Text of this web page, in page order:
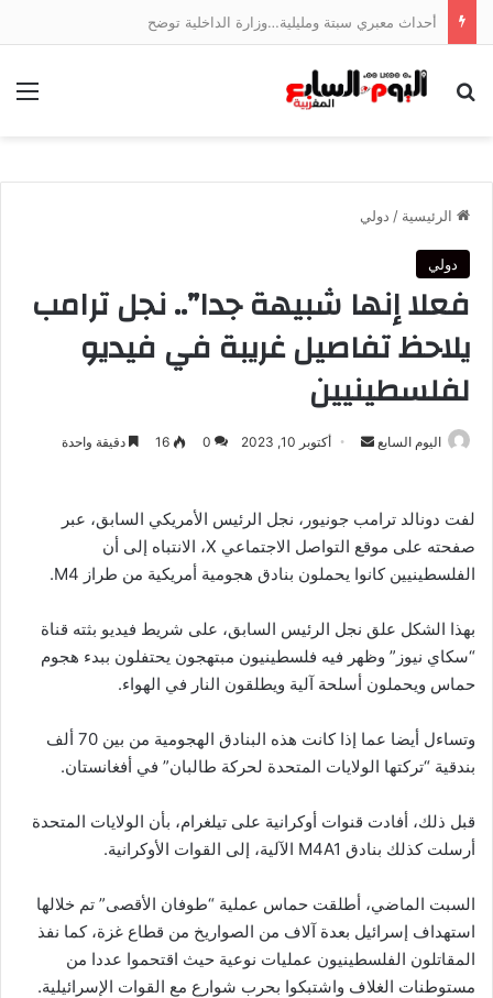
أحداث معبري سبتة ومليلية…وزارة الداخلية توضح
بحث عن
الرئيسية / دولي
دولي
فعلا إنها شبيهة جدا”.. نجل ترامب
يلاحظ تفاصيل غريبة في فيديو
لفلسطينيين
اليوم السابع
أرسل أكتوبر 10, 2023 0
16 دقيقة واحدة
لفت دونالد ترامب جونيور، نجل الرئيس الأمريكي السابق، عبر
صفحته على موقع التواصل الاجتماعي X، الانتباه إلى أن
الفلسطينيين كانوا يحملون بنادق هجومية أمريكية من طراز M4.
بهذا الشكل علق نجل الرئيس السابق، على شريط فيديو بثته قناة
“سكاي نيوز” وظهر فيه فلسطينيون مبتهجون يحتفلون ببدء هجوم
حماس ويحملون أسلحة آلية ويطلقون النار في الهواء.
وتساءل أيضا عما إذا كانت هذه البنادق الهجومية من بين 70 ألف
بندقية “تركتها الولايات المتحدة لحركة طالبان” في أفغانستان.
قبل ذلك، أفادت قنوات أوكرانية على تيلغرام، بأن الولايات المتحدة
أرسلت كذلك بنادق M4A1 الآلية، إلى القوات الأوكرانية.
السبت الماضي، أطلقت حماس عملية “طوفان الأقصى” تم خلالها
استهداف إسرائيل بعدة آلاف من الصواريخ من قطاع غزة، كما نفذ
المقاتلون الفلسطينيون عمليات نوعية حيث اقتحموا عددا من
مستوطنات الغلاف واشتبكوا بحرب شوارع مع القوات الإسرائيلية.